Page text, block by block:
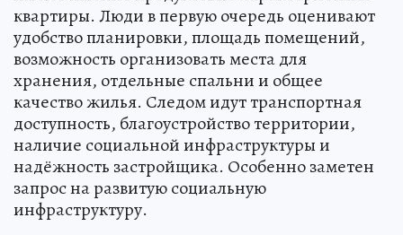
квартиры. Люди в первую очередь оценивают
удобство планировки, площадь помещений,
возможность организовать места для
хранения, отдельные спальни и общее
качество жилья. Следом идут транспортная
доступность, благоустройство территории,
наличие социальной инфраструктуры и
надёжность застройщика. Особенно заметен
запрос на развитую социальную
инфраструктуру.